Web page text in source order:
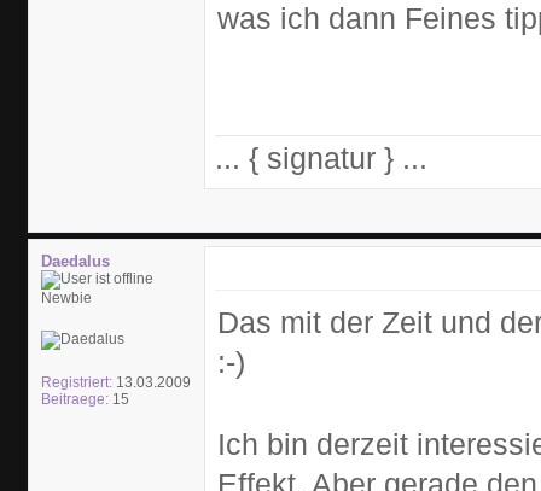
was ich dann Feines
... { signatur } ...
Daedalus
Newbie
Registriert: 13.03.2009
Beitraege: 15
Das mit der Zeit und
:-)
Ich bin derzeit
Effekt. Aber gerade